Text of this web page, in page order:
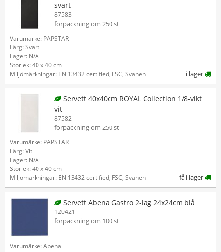
svart
87583
förpackning om 250 st
Varumärke: PAPSTAR
Färg: Svart
Lager: N/A
Storlek: 40 x 40 cm
Miljömärkningar: EN 13432 certified, FSC, Svanen
i lager
Servett 40x40cm ROYAL Collection 1/8-vikt
vit
87582
förpackning om 250 st
Varumärke: PAPSTAR
Färg: Vit
Lager: N/A
Storlek: 40 x 40 cm
Miljömärkningar: EN 13432 certified, FSC, Svanen
få i lager
Servett Abena Gastro 2-lag 24x24cm blå
120421
förpackning om 100 st
Varumärke: Abena